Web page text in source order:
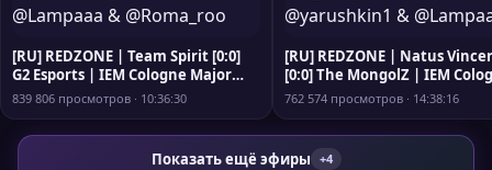
[RU] REDZONE | Team Spirit [0:0]
G2 Esports | IEM Cologne Major
2026: Playoffs | BO3 | @Solaar_06,
@Lampaaa & @Roma_roo
839 806 просмотров · 10:36:30
[RU] REDZONE | Natus
[0:0] The MongolZ | IEM
Major 2026: Stage 3 | BO3 |
@Solaar_06, @yarushkin1 &
@Lampaaa
762 574 просмотров · 14:38:16
Показать ещё эфиры +4